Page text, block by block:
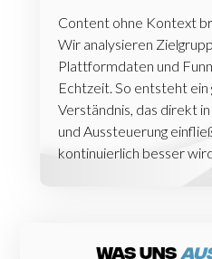
Content ohne Kontext
Wir analysieren
Plattformdaten und
Echtzeit. So entsteht ein
Verständnis, das direkt
und Aussteuerung
kontinuierlich besser
Was uns